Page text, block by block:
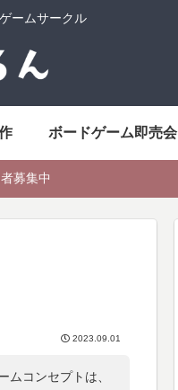
ームサークル
ボードゲーム即売会
募集中
2023.09.01
コンセプトは、